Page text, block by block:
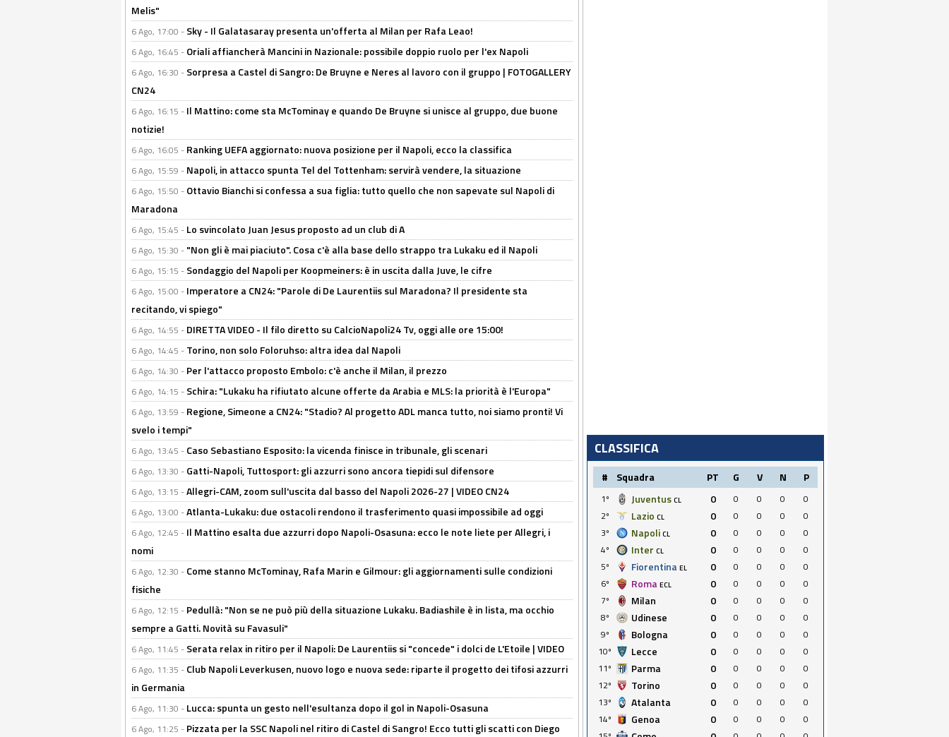
Melis"
6 Ago, 17:00 - Sky - Il Galatasaray presenta un'offerta al Milan per Rafa Leao!
6 Ago, 16:45 - Oriali affiancherà Mancini in Nazionale: possibile doppio ruolo per l'ex Napoli
6 Ago, 16:30 - Sorpresa a Castel di Sangro: De Bruyne e Neres al lavoro con il gruppo | FOTOGALLERY
CN24
6 Ago, 16:15 - Il Mattino: come sta McTominay e quando De Bruyne si unisce al gruppo, due buone
notizie!
6 Ago, 16:05 - Ranking UEFA aggiornato: nuova posizione per il Napoli, ecco la classifica
6 Ago, 15:59 - Napoli, in attacco spunta Tel del Tottenham: servirà vendere, la situazione
6 Ago, 15:50 - Ottavio Bianchi si confessa a sua figlia: tutto quello che non sapevate sul Napoli di
Maradona
6 Ago, 15:45 - Lo svincolato Juan Jesus proposto ad un club di A
6 Ago, 15:30 - "Non gli è mai piaciuto". Cosa c'è alla base dello strappo tra Lukaku ed il Napoli
6 Ago, 15:15 - Sondaggio del Napoli per Koopmeiners: è in uscita dalla Juve, le cifre
6 Ago, 15:00 - Imperatore a CN24: "Parole di De Laurentiis sul Maradona? Il presidente sta
recitando, vi spiego"
6 Ago, 14:55 - DIRETTA VIDEO - Il filo diretto su CalcioNapoli24 Tv, oggi alle ore 15:00!
6 Ago, 14:45 - Torino, non solo Foloruhso: altra idea dal Napoli
6 Ago, 14:30 - Per l'attacco proposto Embolo: c'è anche il Milan, il prezzo
6 Ago, 14:15 - Schira: "Lukaku ha rifiutato alcune offerte da Arabia e MLS: la priorità è l'Europa"
6 Ago, 13:59 - Regione, Simeone a CN24: "Stadio? Al progetto ADL manca tutto, noi siamo pronti! Vi
svelo i tempi"
6 Ago, 13:45 - Caso Sebastiano Esposito: la vicenda finisce in tribunale, gli scenari
6 Ago, 13:30 - Gatti-Napoli, Tuttosport: gli azzurri sono ancora tiepidi sul difensore
6 Ago, 13:15 -Allegri-CAM, zoom sull'uscita dal basso del Napoli 2026-27 | VIDEO CN24
6 Ago, 13:00 -Atlanta-Lukaku: due ostacoli rendono il trasferimento quasi impossibile ad oggi
6 Ago, 12:45 - Il Mattino esalta due azzurri dopo Napoli-Osasuna: ecco le note liete per Allegri, i
nomi
6 Ago, 12:30 - Come stanno McTominay, Rafa Marin e Gilmour: gli aggiornamenti sulle condizioni
fisiche
6 Ago, 12:15 - Pedullà: "Non se ne può più della situazione Lukaku. Badiashile è in lista, ma occhio
sempre a Gatti. Novità su Favasuli"
6 Ago, 11:45 - Serata relax in ritiro per il Napoli: De Laurentiis si "concede" i dolci de L'Etoile | VIDEO
6 Ago, 11:35 - Club Napoli Leverkusen, nuovo logo e nuova sede: riparte il progetto dei tifosi azzurri
in Germania
6 Ago, 11:30 - Lucca: spunta un gesto nell'esultanza dopo il gol in Napoli-Osasuna
6 Ago, 11:25 - Pizzata per la SSC Napoli nel ritiro di Castel di Sangro! Ecco tutti gli scatti con Diego
CLASSIFICA
# Squadra PT G V N P
1º Juventus CL 0 0 0 0
0
2º
Lazio CL 0 0 0 0
0
3º
Napoli CL 0 0 0 0
0
4º
Inter CL 0 0 0 0
0
5º
Fiorentina EL 0 0 0 0
0
6º
Roma ECL 0 0 0 0
0
7º
Milan 0 0 0 0
0
8º
Udinese 0 0 0 0
0
9º
Bologna 0 0 0 0
0
10º
Lecce 0 0 0 0
0
11º
Parma 0 0 0 0
0
12º
Torino 0 0 0 0
0
13º
Atalanta 0 0 0 0
0
14º
Genoa 0 0 0 0
0